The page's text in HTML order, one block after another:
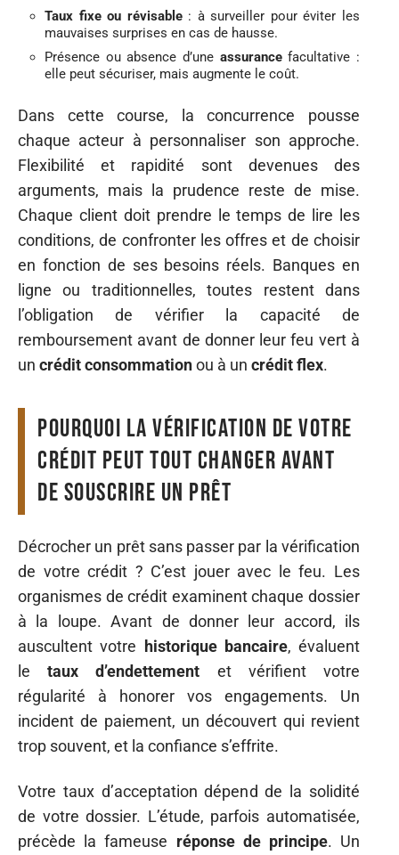
Taux fixe ou révisable: à surveiller pour éviter les
mauvaises surprises en cas de hausse.
Présence ou absence d’une assurancefacultative :
elle peut sécuriser, mais augmente le coût.
Dans cette course, la concurrence pousse
chaque acteur à personnaliser son approche.
Flexibilité et rapidité sont devenues des
arguments, mais la prudence reste de mise.
Chaque client doit prendre le temps de lire les
conditions, de confronter les offres et de choisir
en fonction de ses besoins réels. Banques en
ligne ou traditionnelles, toutes restent dans
l’obligation de vérifier la capacité de
remboursement avant de donner leur feu vert à
un crédit consommationou à un crédit flex.
Pourquoi la vérification de votre
crédit peut tout changer avant
de souscrire un prêt
Décrocher un prêt sans passer par la vérification
de votre crédit ? C’est jouer avec le feu. Les
organismes de crédit examinent chaque dossier
à la loupe. Avant de donner leur accord, ils
auscultent votre
historique bancaire, évaluent
letaux d’endettement et vérifient votre
régularité à honorer vos engagements. Un
incident de paiement, un découvert qui revient
trop souvent, et la confiance s’effrite.
Votre taux d’acceptation dépend de la solidité
de votre dossier. L’étude, parfois automatisée,
précède la fameuse réponse de principe. Un